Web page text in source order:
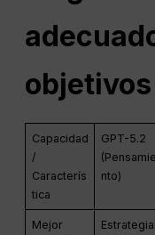
Capacidad
/
Caracterís
tica
GPT-5.2
(Pensamie
nto)
Mejor
Estrategia